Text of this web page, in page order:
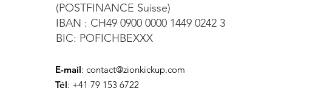
(POSTFINANCE Suisse)
IBAN : CH49 0900 0000 1449 0242 3
BIC: POFICHBEXXX
E-mail: contact@zionkickup.com
Tél: +41 79 153 6722